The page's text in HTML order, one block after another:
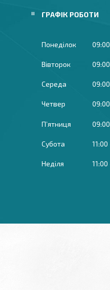
ГРАФІК РОБОТИ
Понеділок 09:00
Вівторок 09:00
Середа 09:00
Четвер 09:00
Пʼятниця 09:00
Субота 11:00
Неділя 11:00